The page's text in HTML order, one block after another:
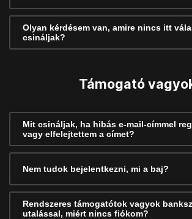
Olyan kérdésem van, amire nincs itt
csináljak?
Támogató
Mit csináljak, ha hibás e-mail-címmel
vagy elfelejtettem a címet?
Nem tudok bejelentkezni, mi a baj?
Rendszeres támogatótok vagyok
utalással, miért nincs fiókom?